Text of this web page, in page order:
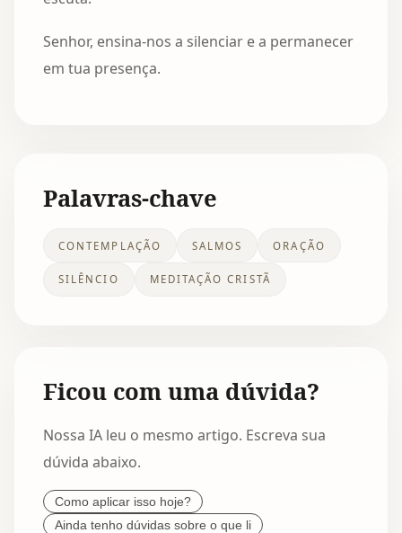
Senhor, ensina-nos a silenciar e a permanecer
em tua presença.
Palavras-chave
CONTEMPLAÇÃO SALMOS ORAÇÃO
SILÊNCIO MEDITAÇÃO CRISTÃ
Ficou com uma dúvida?
Nossa IA leu o mesmo artigo. Escreva sua
dúvida abaixo.
Como aplicar isso hoje?
Ainda tenho dúvidas sobre o que li